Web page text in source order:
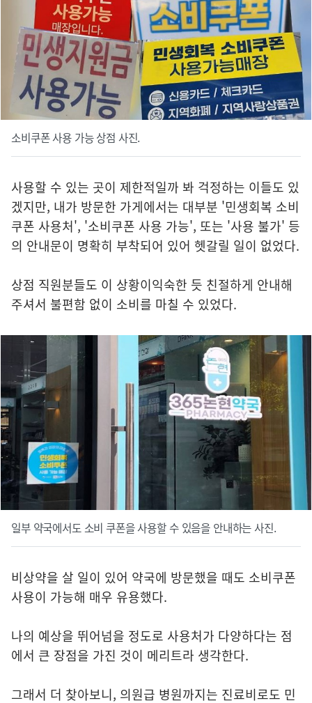
소비쿠폰 사용 가능 상점 사진.
사용할 수 있는 곳이 제한적일까 봐 걱정하는 이들도 있
겠지만, 내가 방문한 가게에서는 대부분 '민생회복 소비
쿠폰 사용처', '소비쿠폰 사용 가능', 또는 '사용 불가' 등
의 안내문이 명확히 부착되어 있어 헷갈릴 일이 없었다.
상점 직원분들도 이 상황이익숙한 듯 친절하게 안내해
주셔서 불편함 없이 소비를 마칠 수 있었다.
일부 약국에서도 소비 쿠폰을 사용할 수 있음을 안내하는 사진.
비상약을 살 일이 있어 약국에 방문했을 때도 소비쿠폰
사용이 가능해 매우 유용했다.
나의 예상을 뛰어넘을 정도로 사용처가 다양하다는 점
에서 큰 장점을 가진 것이 메리트라 생각한다.
그래서 더 찾아보니, 의원급 병원까지는 진료비로도 민